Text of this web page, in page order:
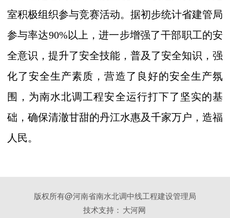
室积极组织参与竞赛活动。据初步统计省建管局
参与率达90%以上，进一步增强了干部职工的安
全意识，提升了安全技能，普及了安全知识，强
化了安全生产素质，营造了良好的安全生产氛
围，为南水北调工程安全运行打下了 坚实的基
础，确保清澈甘甜的丹江水惠及千家万户，造福
人民。
版权所有@河南省南水北调中线工程建设管理局
技术支持： 大河网